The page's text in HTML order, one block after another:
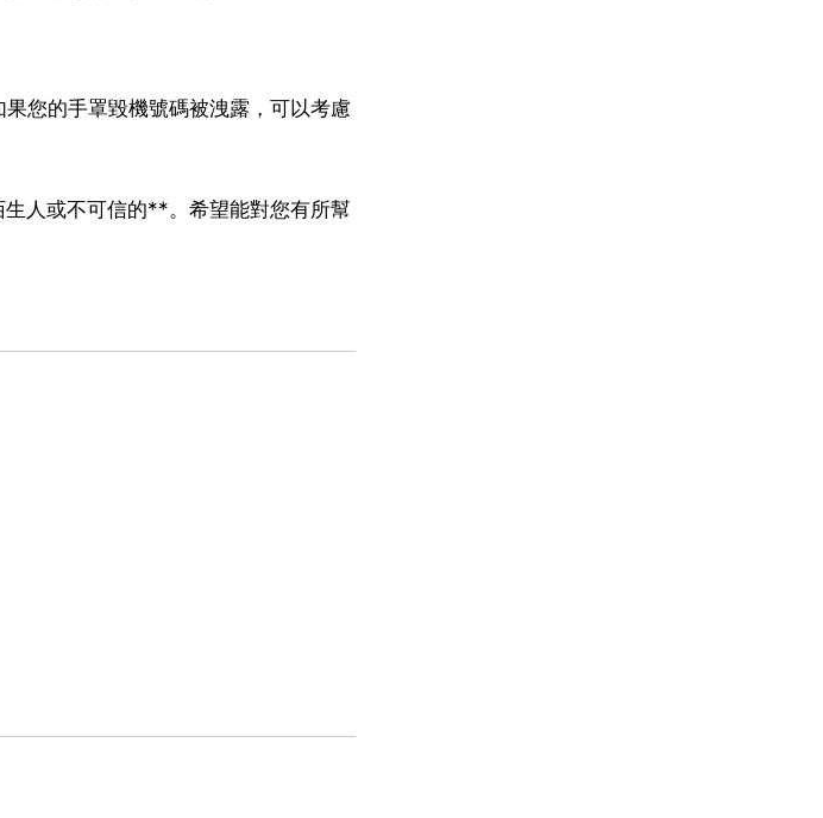
您的手罩毀機號碼被洩露，可以考慮
人或不可信的**。希望能對您有所幫